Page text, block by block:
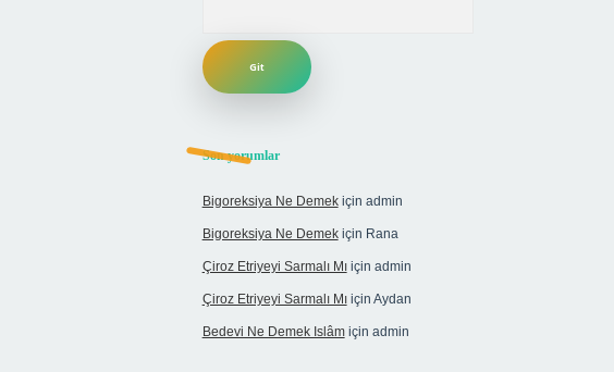
Son yorumlar
Bigoreksiya Ne Demekiçin admin
Bigoreksiya Ne Demekiçin Rana
Çiroz Etriyeyi Sarmalı Mıiçin admin
Çiroz Etriyeyi Sarmalı Mıiçin Aydan
Bedevi Ne Demek Islâmiçin admin